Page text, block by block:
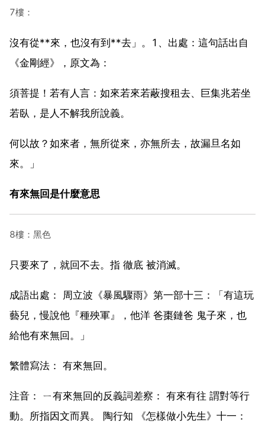
7樓：
沒有從**來，也沒有到**去」。1、出處：這句話出自
《金剛經》，原文為：
須菩提！若有人言：如來若來若蔽搜租去、巨集兆若坐
若臥，是人不解我所說義。
何以故？如來者，無所從來，亦無所去，故漏旦名如
來。」
有來無回是什麼意思
8樓：黑色
只要來了，就回不去。指 徹底 被消滅。
成語出處： 周立波《暴風驟雨》第一部十三：「有這玩
藝兒，慢說他『種殃軍』，他洋 爸棗鏈爸 鬼子來，也
給他有來無回。」
繁體寫法： 有來無回。
注音： ㄧ有來無回的反義詞差察： 有來有往 謂對等行
動。所指因文而異。 陶行知 《怎樣做小先生》十一：